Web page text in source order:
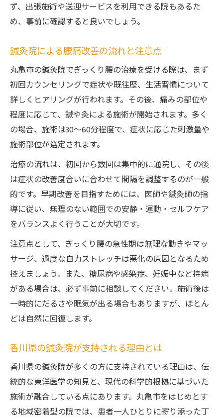
ず、出張施術や送迎サービスを利用できる院もあるた
め、事前に確認すると良いでしょう。
鍼灸院による腰痛改善の流れと注意点
丸亀市の鍼灸院でぎっくり腰の治療を受ける際は、まず
初回カウンセリングで症状や既往歴、生活習慣について
詳しくヒアリングが行われます。その後、痛みの部位や
程度に応じて、鍼や灸による施術が開始されます。多く
の場合、施術は30～60分程度で、症状に応じた刺激量や
施術部位が選定されます。
治療の流れは、初回から数回は集中的に通院し、その後
は症状の改善度合いに合わせて間隔を調整するのが一般
的です。早期改善を目指すためには、医師や鍼灸師の指
導に従い、無理のない範囲での安静・運動・セルフケア
をバランスよく行うことが大切です。
注意点として、ぎっくり腰の急性期は無理な動きやマッ
サージ、過度な自力ストレッチは悪化の原因となるため
控えましょう。また、糖尿病や感染症、妊娠中など持病
がある場合は、必ず事前に相談してください。施術後は
一時的にだるさや眠気が出る場合もありますが、ほとん
どは自然に回復します。
香川県の鍼灸院が支持される理由とは
香川県の鍼灸院が多くの方に支持されている理由は、伝
統的な東洋医学の知見と、現代の科学的根拠に基づいた
施術が融合している点にあります。丸亀市をはじめとす
る地域密着型の院では、患者一人ひとりに寄り添った丁